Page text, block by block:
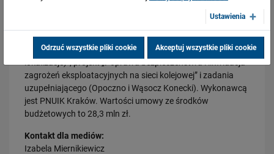
Prace są realizowane w ramach zadania „Rewitalizacja
peronów na linii kolejowej nr 25 Łódź Kaliska - Dębica, odc.
Tomaszów Mazowiecki – Skarżysko-Kamienna (różne
zagrożeń eksploatacyjnych na sieci kolejowej” i zadania
uzupełniającego (Opoczno i Wąsocz Konecki). Wykonawcą
jest PNUIK Kraków. Wartości umowy ze środków
budżetowych to 28,3 mln zł.
Kontakt dla mediów:
Izabela Miernikiewicz
28.07.2026
Bydgoszcz Fordon po zmianach. Nowe perony, większa
przepustowość i kolejny…
Ustawienia
Odrzuć wszystkie pliki cookie Akceptuj wszystkie pliki cookie